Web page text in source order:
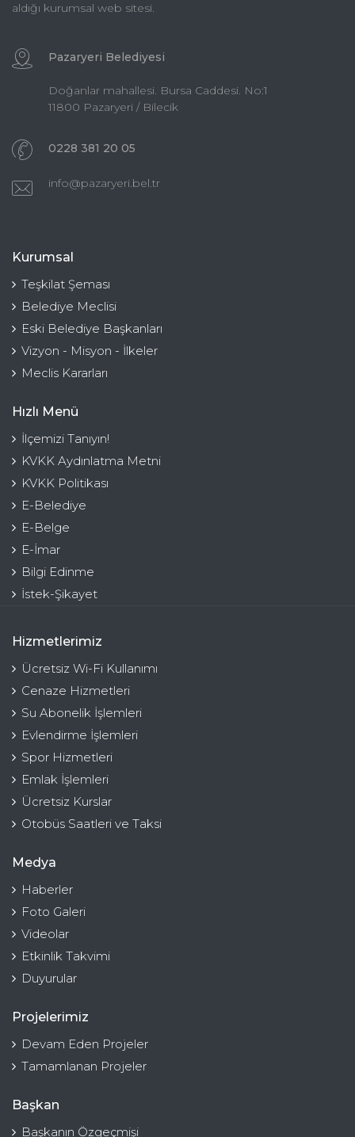
aldığı kurumsal web sitesi.
Pazaryeri Belediyesi
Doğanlar mahallesi. Bursa Caddesi. No:1
11800 Pazaryeri / Bilecik
0228 381 20 05
info@pazaryeri.bel.tr
Kurumsal
Teşkilat Şeması
Belediye Meclisi
Eski Belediye Başkanları
Vizyon - Misyon - İlkeler
Meclis Kararları
Hızlı Menü
İlçemizi Tanıyın!
KVKK Aydınlatma Metni
KVKK Politikası
E-Belediye
E-Belge
E-İmar
Bilgi Edinme
İstek-Şikayet
Hizmetlerimiz
Ücretsiz Wi-Fi Kullanımı
Cenaze Hizmetleri
Su Abonelik İşlemleri
Evlendirme İşlemleri
Spor Hizmetleri
Emlak İşlemleri
Ücretsiz Kurslar
Otobüs Saatleri ve Taksi
Medya
Haberler
Foto Galeri
Videolar
Etkinlik Takvimi
Duyurular
Projelerimiz
Devam Eden Projeler
Tamamlanan Projeler
Başkan
Başkanın Özgeçmişi